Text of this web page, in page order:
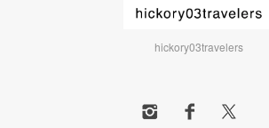
hickory03travelers